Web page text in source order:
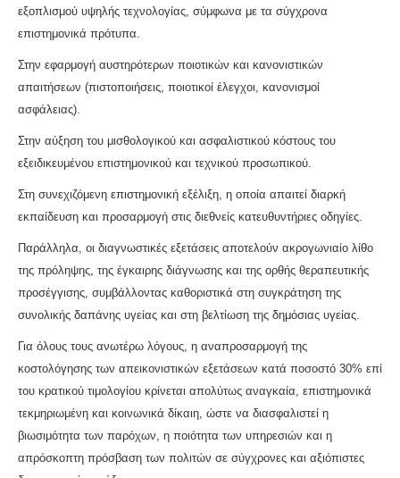
εξοπλισμού υψηλής τεχνολογίας, σύμφωνα με τα σύγχρονα
επιστημονικά πρότυπα.
Στην εφαρμογή αυστηρότερων ποιοτικών και κανονιστικών
απαιτήσεων (πιστοποιήσεις, ποιοτικοί έλεγχοι, κανονισμοί
ασφάλειας).
Στην αύξηση του μισθολογικού και ασφαλιστικού κόστους του
εξειδικευμένου επιστημονικού και τεχνικού προσωπικού.
Στη συνεχιζόμενη επιστημονική εξέλιξη, η οποία απαιτεί διαρκή
εκπαίδευση και προσαρμογή στις διεθνείς κατευθυντήριες οδηγίες.
Παράλληλα, οι διαγνωστικές εξετάσεις αποτελούν ακρογωνιαίο λίθο
της πρόληψης, της έγκαιρης διάγνωσης και της ορθής θεραπευτικής
προσέγγισης, συμβάλλοντας καθοριστικά στη συγκράτηση της
συνολικής δαπάνης υγείας και στη βελτίωση της δημόσιας υγείας.
Για όλους τους ανωτέρω λόγους, η αναπροσαρμογή της
κοστολόγησης των απεικονιστικών εξετάσεων κατά ποσοστό 30% επί
του κρατικού τιμολογίου κρίνεται απολύτως αναγκαία, επιστημονικά
τεκμηριωμένη και κοινωνικά δίκαιη, ώστε να διασφαλιστεί η
βιωσιμότητα των παρόχων, η ποιότητα των υπηρεσιών και η
απρόσκοπτη πρόσβαση των πολιτών σε σύγχρονες και αξιόπιστες